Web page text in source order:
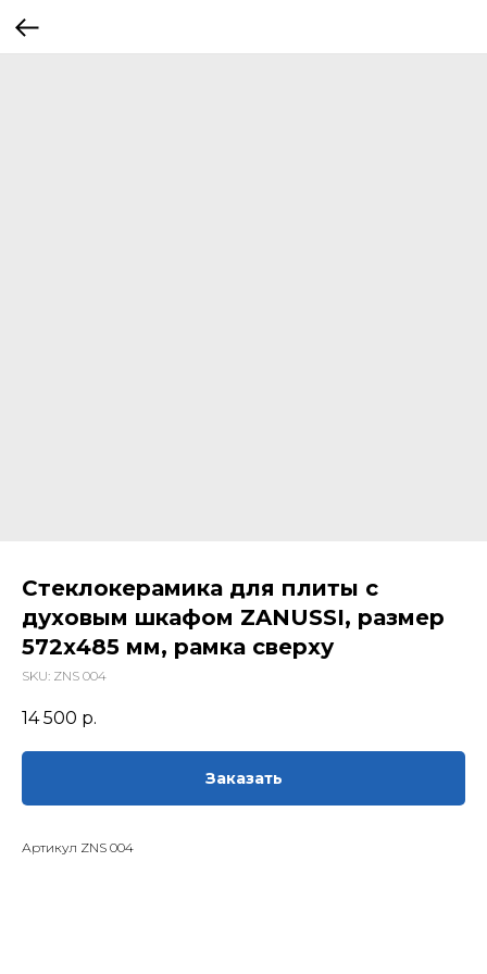
Стеклокерамика для плиты с
духовым шкафом ZANUSSI, размер
572х485 мм, рамка сверху
SKU: ZNS 004
14 500 р.
Заказать
Артикул ZNS 004